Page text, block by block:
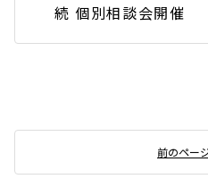
続 個別相談会開催
前のペー